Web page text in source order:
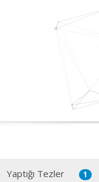
Yaptığı Tezler 1